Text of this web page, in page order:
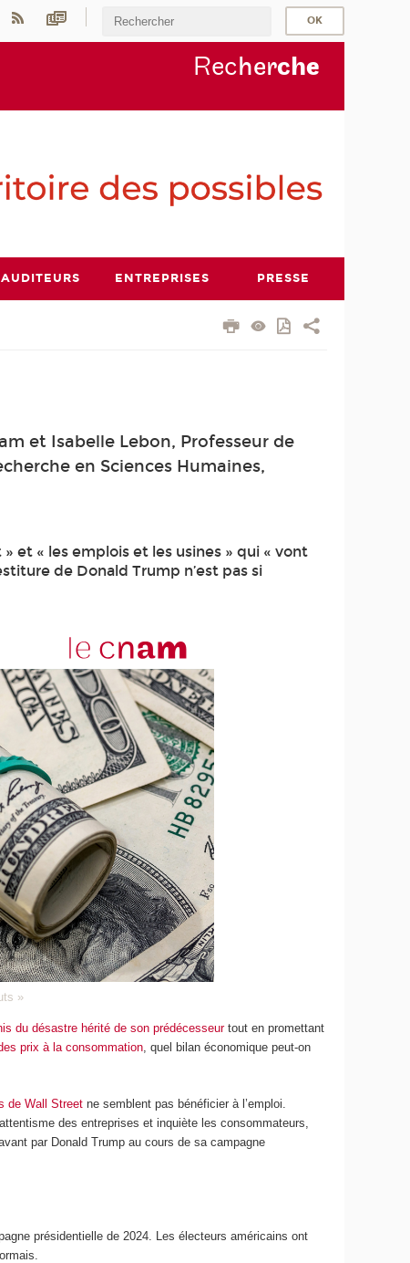
Recherche
AUDITEURS ENTREPRISES PRESSE
et Isabelle Lebon, Professeur de
en Sciences Humaines,
et « les emplois et les usines » qui « vont
de Donald Trump n’est pas si
»
du désastre hérité de son prédécesseurtout en promettant
prix à la consommation, quel bilan économique peut-on
de Wall Street ne semblent pas bénéficier à l’emploi.
des entreprises et inquiète les consommateurs,
par Donald Trump au cours de sa campagne
présidentielle de 2024. Les électeurs américains ont